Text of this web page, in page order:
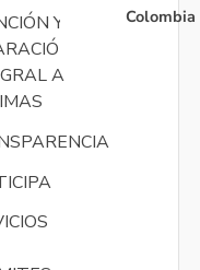
Y
A
Colombia